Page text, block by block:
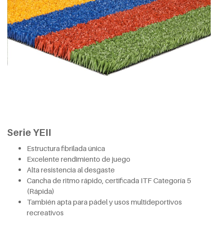
Serie YEII
Estructura fibrilada única
Excelente rendimiento de juego
Alta resistencia al desgaste
Cancha de ritmo rápido, certificada ITF Categoría 5
(Rápida)
También apta para pádel y usos multideportivos
recreativos